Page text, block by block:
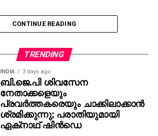
CONTINUE READING
TRENDING
INDIA 3 days ago
ബി.ജെ.പി ശിവസേന
നേതാക്കളെയും
പ്രവര്‍ത്തകരെയും ചാക്കിലാക്കാന്‍
ശ്രമിക്കുന്നു; പരാതിയുമായി
ഏക്‌നാഥ് ഷിന്‍ഡെ